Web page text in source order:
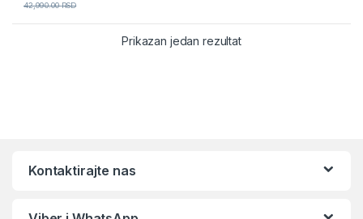
42,990.00RSD
Prikazan jedan rezultat
Kontaktirajte nas